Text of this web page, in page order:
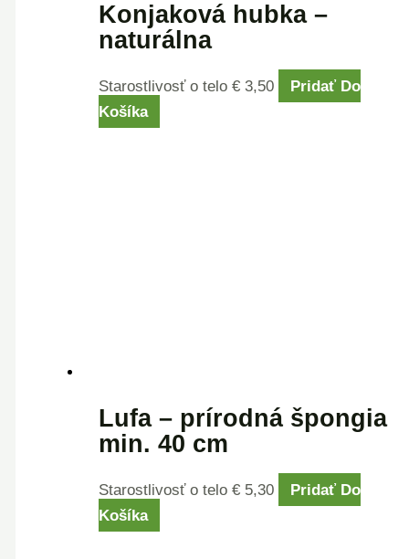
Konjaková hubka –
naturálna
Starostlivosť o telo€ 3,50
Pridať Do
Košíka
Lufa – prírodná špongia
min. 40 cm
Starostlivosť o telo€ 5,30
Pridať Do
Košíka